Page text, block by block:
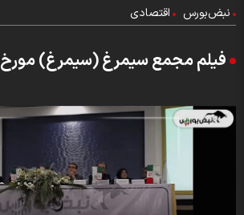
نبض‌بورس اقتصادی
فیلم مجمع سیمرغ (سیمرغ) مورخ ۱۴۰۵/۰۴/۱۱